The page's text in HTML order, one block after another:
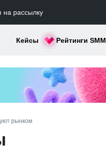
на рассылку
Кейсы Рейтинги SMM
рынком